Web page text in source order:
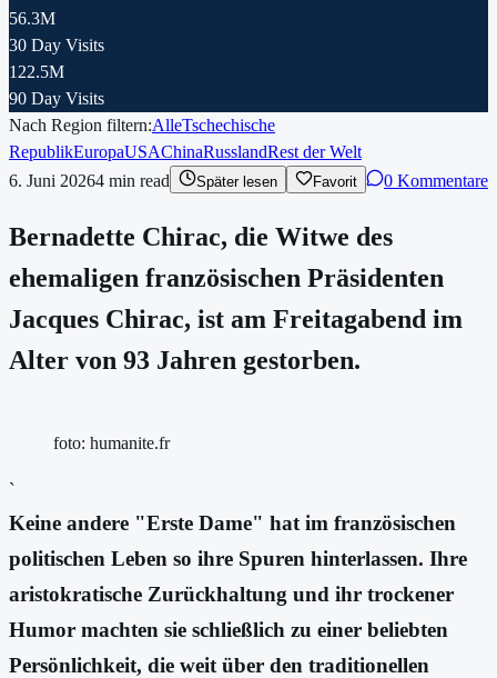
56.3M
30 Day Visits
122.5M
90 Day Visits
Nach Region filtern:AlleTschechische
RepublikEuropaUSAChinaRusslandRest der Welt
6. Juni 20264 min read Später lesen Favorit 0 Kommentare
Bernadette Chirac, die Witwe des
ehemaligen französischen Präsidenten
Jacques Chirac, ist am Freitagabend im
Alter von 93 Jahren gestorben.
foto: humanite.fr
`
Keine andere "Erste Dame" hat im französischen
politischen Leben so ihre Spuren hinterlassen. Ihre
aristokratische Zurückhaltung und ihr trockener
Humor machten sie schließlich zu einer beliebten
Persönlichkeit, die weit über den traditionellen